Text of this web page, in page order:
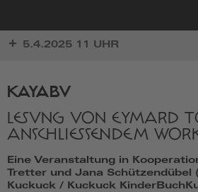
Startseite
KAYABU
LESUNG VON EYMARD
ANSCHLIESSENDEM
Eine Veranstaltung in
Tretter und Jana Schützendübel
Kuckuck / Kuckuck
5.4.2025 11 UHR